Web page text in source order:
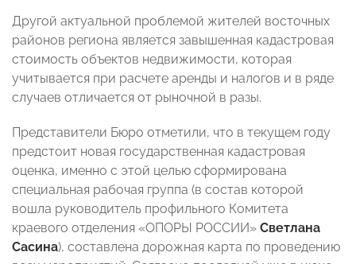
Другой актуальной проблемой жителей восточных
районов региона является завышенная кадастровая
стоимость объектов недвижимости, которая
учитывается при расчете аренды и налогов и в ряде
случаев отличается от рыночной в разы.
Представители Бюро отметили, что в текущем году
предстоит новая государственная кадастровая
оценка, именно с этой целью сформирована
специальная рабочая группа (в состав которой
вошла руководитель профильного Комитета
краевого отделения «ОПОРЫ РОССИИ» Светлана
Сасина), составлена дорожная карта по проведению